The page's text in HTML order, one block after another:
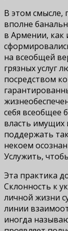
В этом смысле,
вполне
в Армении, как
на всеобщей
грязных услуг
посредством
себя всеобщее
власть имущих
поддержать
некоем
Услужить,
Эта практика
Склонность к
личной жизни
линии
иногда